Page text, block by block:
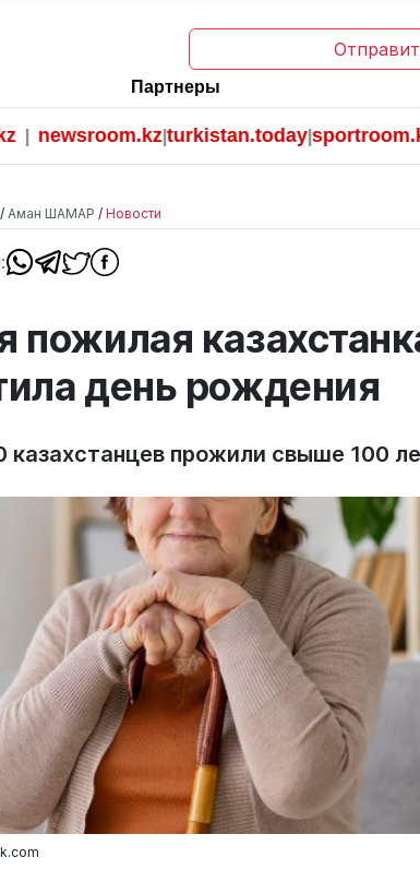
Партнеры
newsroom.kz|turkistan.today|sportroom.kz
Аман ШАМАР / Новости
пожилая
день рождения
казахстанцев прожили свыше 100